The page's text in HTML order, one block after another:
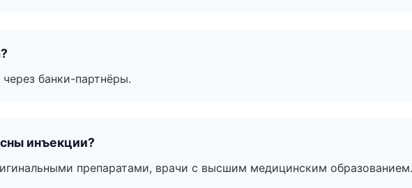
банки-партнёры.
инъекции?
препаратами, врачи с высшим медицинским образованием.